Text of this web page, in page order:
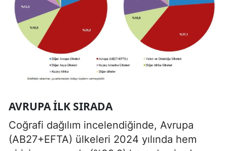
AVRUPA İLK SIRADA
Coğrafi dağılım incelendiğinde, Avrupa
(AB27+EFTA) ülkeleri 2024 yılında hem